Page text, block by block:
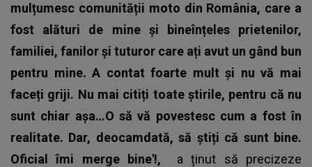
mulțumesc comunității moto din România, care a
fost alături de mine și bineînțeles prietenilor,
familiei, fanilor și tuturor care ați avut un gând bun
pentru mine. A contat foarte mult și nu vă mai
faceți griji. Nu mai citiți toate știrile, pentru că nu
sunt chiar așa…O să vă povestesc cum a fost în
realitate. Dar, deocamdată, să știți că sunt bine.
Oficial îmi merge bine'!,
a ținut să precizeze